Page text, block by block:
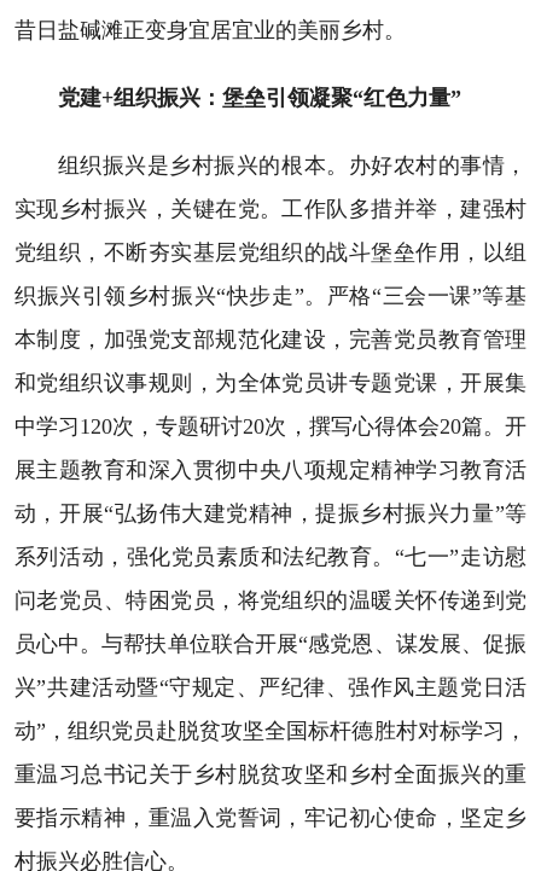
昔日盐碱滩正变身宜居宜业的美丽乡村。
党建+组织振兴：堡垒引领凝聚“红色力量”
组织振兴是乡村振兴的根本。办好农村的事情，
实现乡村振兴，关键在党。工作队多措并举，建强村
党组织，不断夯实基层党组织的战斗堡垒作用，以组
织振兴引领乡村振兴“快步走”。严格“三会一课”等基
本制度，加强党支部规范化建设，完善党员教育管理
和党组织议事规则，为全体党员讲专题党课，开展集
中学习120次，专题研讨20次，撰写心得体会20篇。开
展主题教育和深入贯彻中央八项规定精神学习教育活
动，开展“弘扬伟大建党精神，提振乡村振兴力量”等
系列活动，强化党员素质和法纪教育。“七一”走访慰
问老党员、特困党员，将党组织的温暖关怀传递到党
员心中。与帮扶单位联合开展“感党恩、谋发展、促振
兴”共建活动暨“守规定、严纪律、强作风主题党日活
动”，组织党员赴脱贫攻坚全国标杆德胜村对标学习，
重温习总书记关于乡村脱贫攻坚和乡村全面振兴的重
要指示精神，重温入党誓词，牢记初心使命，坚定乡
村振兴必胜信心。